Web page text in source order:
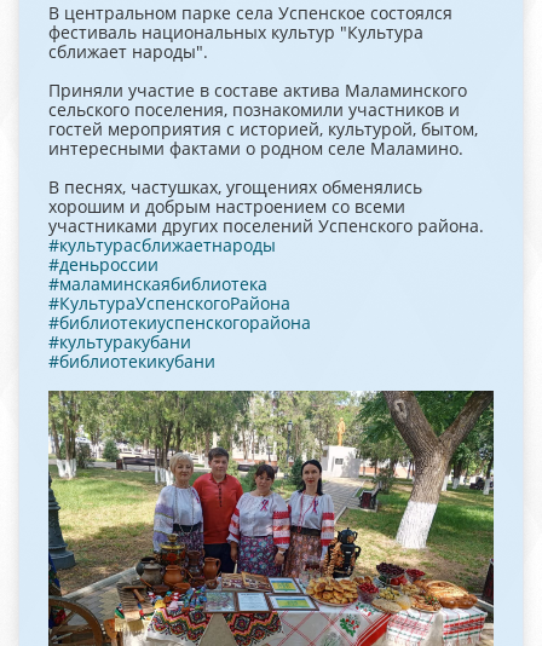
В центральном парке села Успенское состоялся
фестиваль национальных культур "Культура
сближает народы".
Приняли участие в составе актива Маламинского
сельского поселения, познакомили участников и
гостей мероприятия с историей, культурой, бытом,
интересными фактами о родном селе Маламино.
В песнях, частушках, угощениях обменялись
хорошим и добрым настроением со всеми
участниками других поселений Успенского района.
#культурасближаетнароды
#деньроссии
#маламинскаябиблиотека
#КультураУспенскогоРайона
#библиотекиуспенскогорайона
#культуракубани
#библиотекикубани